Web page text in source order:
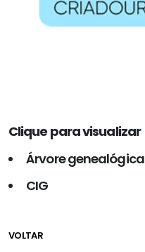
Clique para visualizar
Árvore genealógica
CIG
VOLTAR